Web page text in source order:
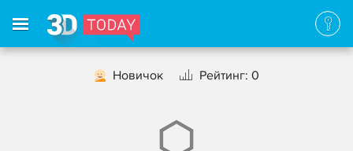
Новичок Рейтинг: 0